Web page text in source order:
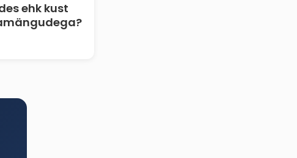
ehk kust